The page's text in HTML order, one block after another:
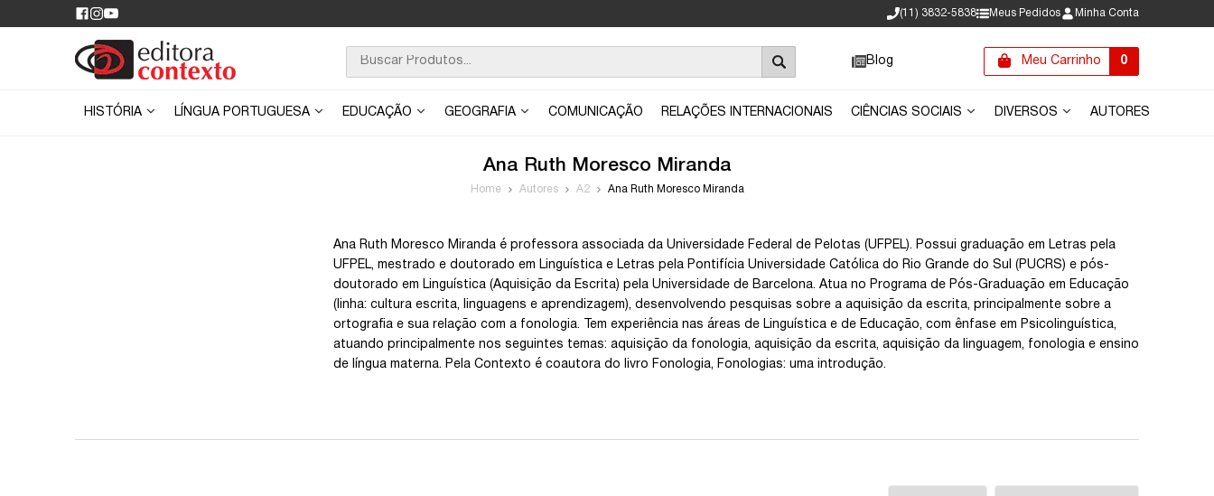
(11) 3832-5838 Meus Pedidos Minha Conta
Blog Meu Carrinho 0
HISTÓRIA LÍNGUA PORTUGUESA EDUCAÇÃO GEOGRAFIA COMUNICAÇÃO RELAÇÕES INTERNACIONAIS CIÊNCIAS SOCIAIS DIVERSOS AUTORES
Ana Ruth Moresco Miranda
Home Autores A2 Ana Ruth Moresco Miranda
Ana Ruth Moresco Miranda é professora associada da Universidade Federal de Pelotas (UFPEL). Possui graduação em Letras pela
UFPEL, mestrado e doutorado em Linguística e Letras pela Pontifícia Universidade Católica do Rio Grande do Sul (PUCRS) e pós-
doutorado em Linguística (Aquisição da Escrita) pela Universidade de Barcelona. Atua no Programa de Pós-Graduação em Educação
(linha: cultura escrita, linguagens e aprendizagem), desenvolvendo pesquisas sobre a aquisição da escrita, principalmente sobre a
ortografia e sua relação com a fonologia. Tem experiência nas áreas de Linguística e de Educação, com ênfase em Psicolinguística,
atuando principalmente nos seguintes temas: aquisição da fonologia, aquisição da escrita, aquisição da linguagem, fonologia e ensino
de língua materna. Pela Contexto é coautora do livro Fonologia, Fonologias: uma introdução.